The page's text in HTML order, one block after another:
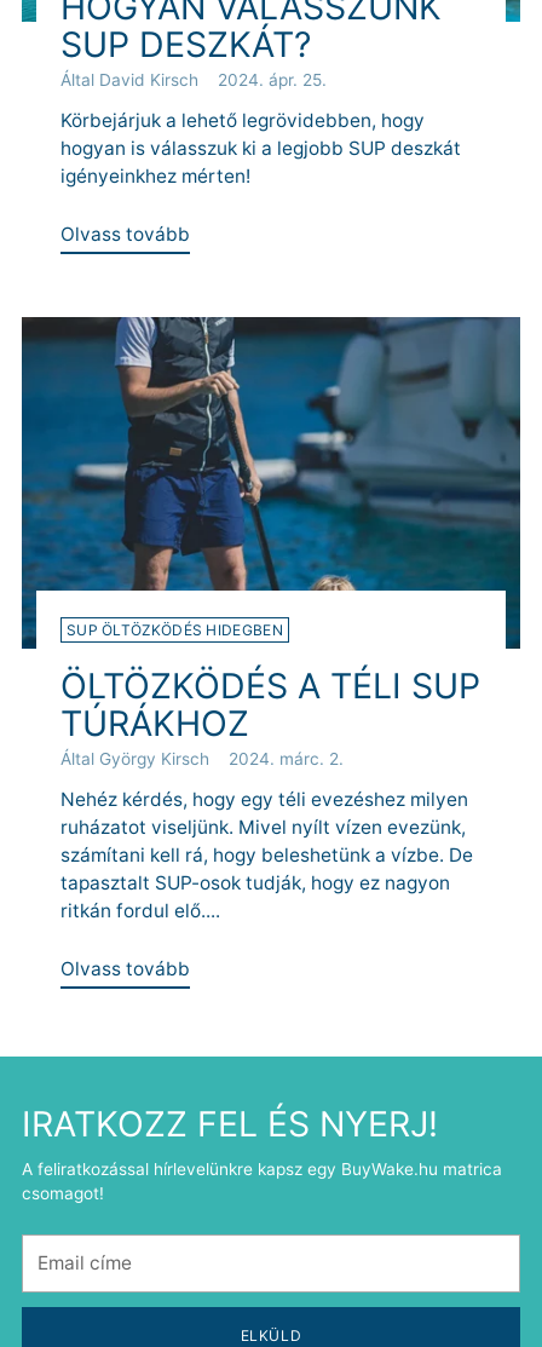
SUP DESZKÁT?
Által David Kirsch 2024. ápr. 25.
Körbejárjuk a lehető legrövidebben, hogy
hogyan is válasszuk ki a legjobb SUP deszkát
igényeinkhez mérten!
Olvass tovább
SUP ÖLTÖZKÖDÉS HIDEGBEN
ÖLTÖZKÖDÉS A TÉLI SUP
TÚRÁKHOZ
Által György Kirsch 2024. márc. 2.
Nehéz kérdés, hogy egy téli evezéshez milyen
ruházatot viseljünk. Mivel nyílt vízen evezünk,
számítani kell rá, hogy beleshetünk a vízbe. De
tapasztalt SUP-osok tudják, hogy ez nagyon
ritkán fordul elő....
Olvass tovább
IRATKOZZ FEL ÉS NYERJ!
A feliratkozással hírlevelünkre kapsz egy BuyWake.hu matrica
csomagot!
címe
ELKÜLD